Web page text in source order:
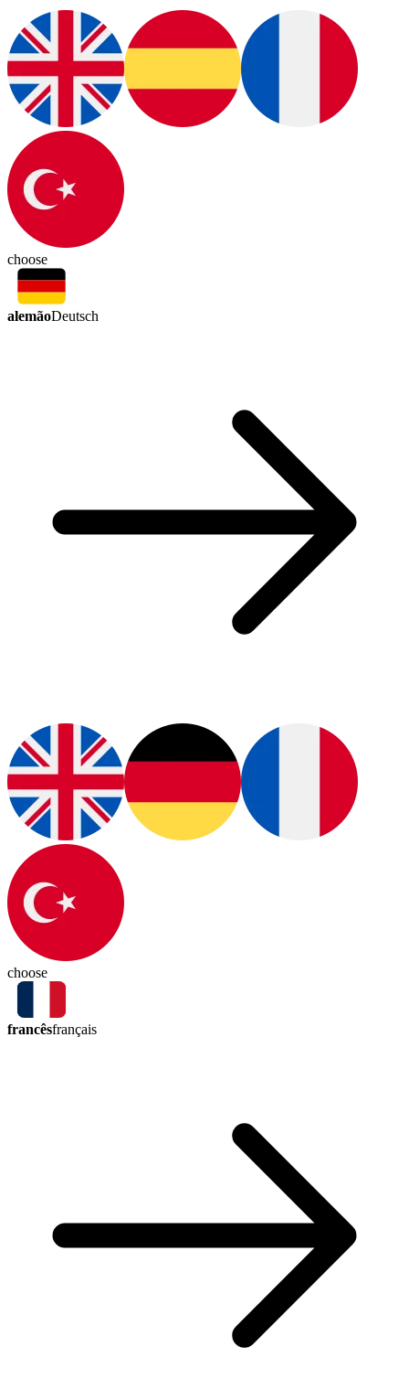
choose
alemãoDeutsch
choose
francêsfrançais